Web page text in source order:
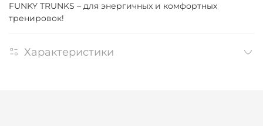
FUNKY TRUNKS – для энергичных и комфортных
тренировок!
Характеристики